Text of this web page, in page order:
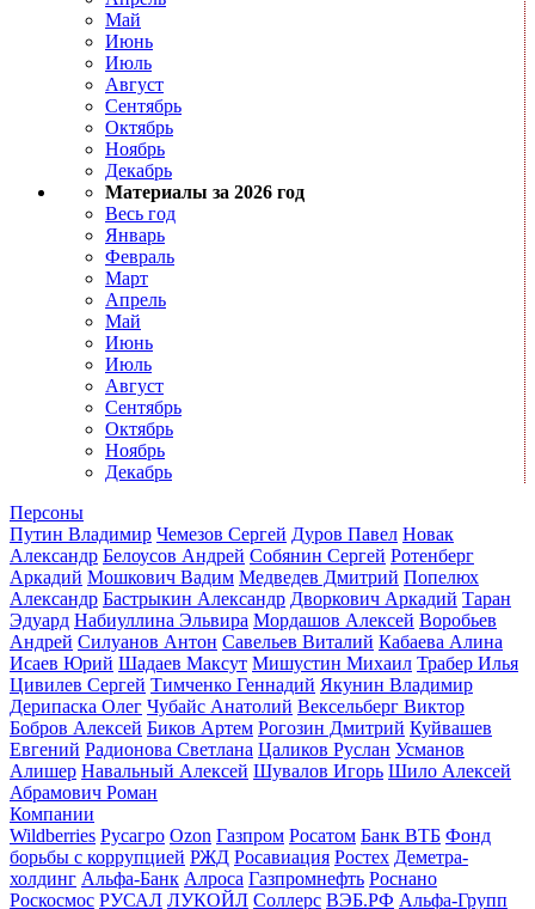
Май
Июнь
Июль
Август
Сентябрь
Октябрь
Ноябрь
Декабрь
Материалы за 2026 год
Весь год
Январь
Февраль
Март
Апрель
Май
Июнь
Июль
Август
Сентябрь
Октябрь
Ноябрь
Декабрь
Персоны
Путин Владимир Чемезов Сергей Дуров Павел Новак
Александр Белоусов Андрей Собянин Сергей Ротенберг
Аркадий Мошкович Вадим Медведев Дмитрий Попелюх
Александр Бастрыкин Александр Дворкович Аркадий Таран
Эдуард Набиуллина Эльвира Мордашов Алексей Воробьев
Андрей Силуанов Антон Савельев Виталий Кабаева Алина
Исаев Юрий Шадаев Максут Мишустин Михаил Трабер Илья
Цивилев Сергей Тимченко Геннадий Якунин Владимир
Дерипаска Олег Чубайс Анатолий Вексельберг Виктор
Бобров Алексей Биков Артем Рогозин Дмитрий Куйвашев
Евгений Радионова Светлана Цаликов Руслан Усманов
Алишер Навальный Алексей Шувалов Игорь Шило Алексей
Абрамович Роман
Компании
Wildberries Русагро Ozon Газпром Росатом Банк ВТБ Фонд
борьбы с коррупцией РЖД Росавиация Ростех Деметра-
холдинг Альфа-Банк Алроса Газпромнефть Роснано
Роскосмос РУСАЛ ЛУКОЙЛ Соллерс ВЭБ.РФ Альфа-Групп